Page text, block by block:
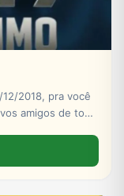
2018, pra você
amigos de todo